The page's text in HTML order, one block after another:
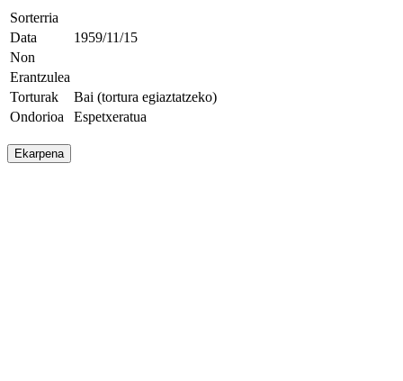
Sorterria
Data
1959/11/15
Non
Erantzulea
Torturak
Bai (tortura egiaztatzeko)
Ondorioa
Espetxeratua